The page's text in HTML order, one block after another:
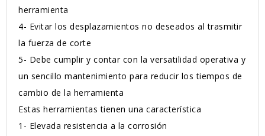
herramienta
4- Evitar los desplazamientos no deseados al trasmitir
la fuerza de corte
5- Debe cumplir y contar con la versatilidad operativa y
un sencillo mantenimiento para reducir los tiempos de
cambio de la herramienta
Estas herramientas tienen una característica
1- Elevada resistencia a la corrosión